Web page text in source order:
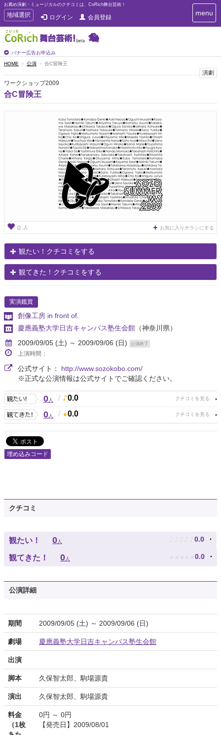
お薦め演劇・ミュージカルのクチコミは、CoRich舞台芸術！
T
o
g
g
e
n
a
v
i
g
地域選択 ログイン 会員登録
バナー広告お申込み
T
o
i
g
menu
HOME 公演 合C冒険王
演劇
ワークショップ2009
合C冒険王
0 人 お気に入りチラシにする
観たい！クチコミをする
観てきた！クチコミをする
実演鑑賞
創像工房 in front of.
慶應義塾大学日吉キャンパス塾生会館 （神奈川県）
2009/09/05 (土) ～ 2009/09/06 (日)
公演終了
上演時間：
公式サイト： http://www.sozokobo.com/
※正式な公演情報は公式サイトでご確認ください。
0人 / 0.0
0人 / 0.0
埋め込みコード
クチコミ
観たい！ 0人 ♪ ♪ ♪ ♪ ♪ 0.0
観てきた！ 0人 ★ ★ ★ ★ ★ 0.0
公演詳細
期間 2009/09/05 (土) ～ 2009/09/06 (日)
劇場 慶應義塾大学日吉キャンパス塾生会館
出演
脚本 久保智太郎、駒場源貴
演出 久保智太郎、駒場源貴
料金
（1枚
0円 ～ 0円
【発売日】2009/08/01